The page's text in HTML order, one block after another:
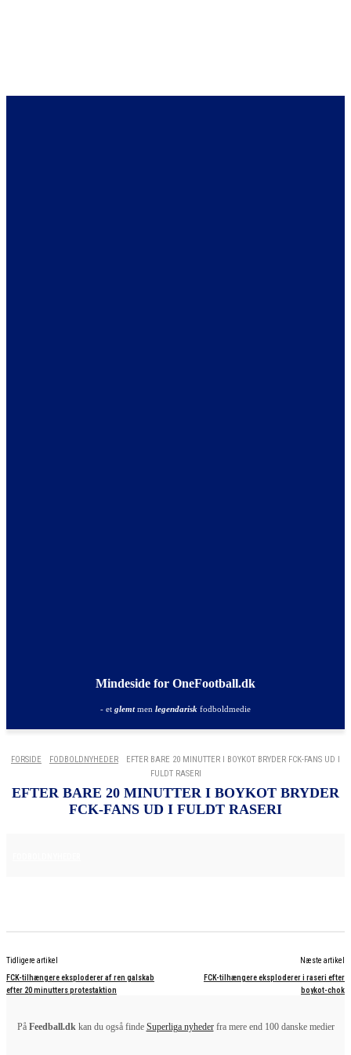
Mindeside for OneFootball.dk
- et glemtmen legendarisk fodboldmedie
FORSIDE FODBOLDNYHEDER
EFTER BARE 20 MINUTTER I BOYKOT BRYDER FCK-FANS UD I
FULDT RASERI
EFTER BARE 20 MINUTTER I BOYKOT BRYDER
FCK-FANS UD I FULDT RASERI
Tidligere artikel
FCK-tilhængere eksploderer af ren galskab
efter 20 minutters protestaktion
Næste artikel
FCK-tilhængere eksploderer i raseri efter
boykot-chok
På Feedball.dkkan du også finde Superliga nyhederfra mere end 100 danske medier